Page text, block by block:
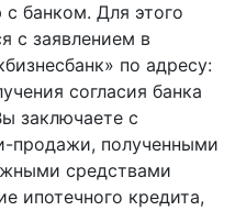
банком. Для этого
с заявлением в
по адресу:
согласия банка
заключаете с
продажи, полученными
средствами
ипотечного кредита,